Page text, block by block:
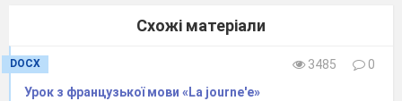
Схожі матеріали
DOCX 3485
0
Урок з французької мови «La journe'e»